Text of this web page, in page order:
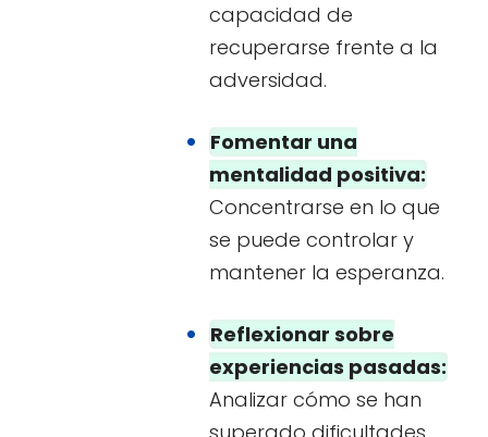
capacidad de
recuperarse frente a la
adversidad.
Fomentar una
mentalidad positiva:
Concentrarse en lo que
se puede controlar y
mantener la esperanza.
Reflexionar sobre
experiencias pasadas:
Analizar cómo se han